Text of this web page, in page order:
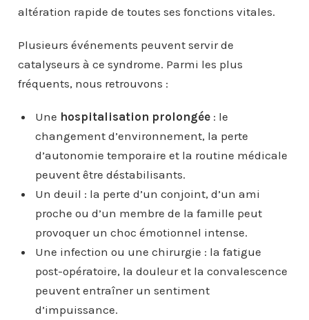
altération rapide de toutes ses fonctions vitales.
Plusieurs événements peuvent servir de
catalyseurs à ce syndrome. Parmi les plus
fréquents, nous retrouvons :
Une hospitalisation prolongée: le
changement d’environnement, la perte
d’autonomie temporaire et la routine médicale
peuvent être déstabilisants.
Un deuil : la perte d’un conjoint, d’un ami
proche ou d’un membre de la famille peut
provoquer un choc émotionnel intense.
Une infection ou une chirurgie : la fatigue
post-opératoire, la douleur et la convalescence
peuvent entraîner un sentiment
d’impuissance.